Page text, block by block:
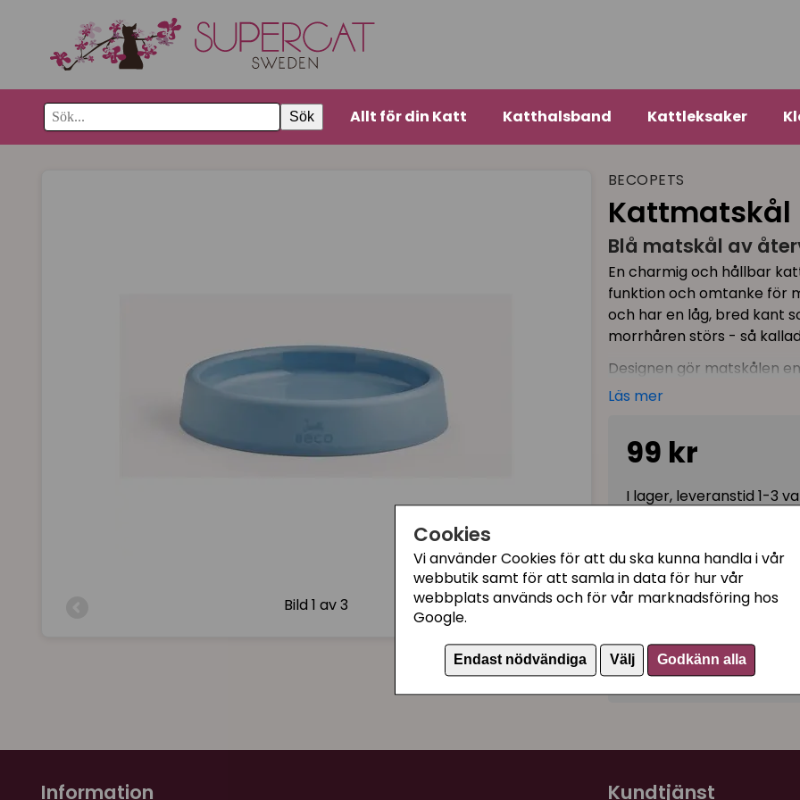
Cookies
Vi använder Cookies för att du ska kunna handla i vår
webbutik samt för att samla in data för hur vår
webbplats används och för vår marknadsföring hos
Google.
Endast nödvändiga Välj Godkänn alla
Sök Allt för din Katt Katthalsband Kattleksaker
Bild1 av 3
BECOPETS
Kattmatskål
Blå matskål av
En charmig och hållbar
funktion och omtanke för
och har en låg, bred kant
morrhåren störs - så
Designen gör matskålen
halkfria botten ser till att
Fördelar:
Morrhårsvänlig, låg och
Enkel att rengöra -
Fri från BPA
Mått:bredd 17 cm, höjd 3,2
Tips:
Mixa och matcha
Läs mer
99 kr
I lager, leveranstid 1-3
Kategorier:
Kattmatskålar med låg
Miljövänliga matskålar
Artikelnummer:717614
Information Kundtjänst